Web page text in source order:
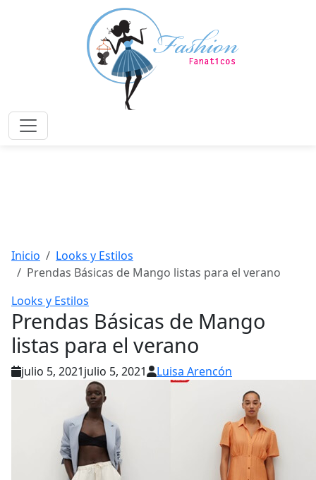
Menú
Inicio
Looks y Estilos
Prendas Básicas de Mango listas para el verano
Looks y Estilos
Prendas Básicas de Mango
listas para el verano
julio 5, 2021julio 5, 2021 Luisa Arencón